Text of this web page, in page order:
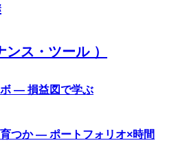
ス・ツール ）
— 損益図で学ぶ
つか — ポートフォリオ×時間